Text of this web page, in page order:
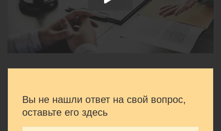
Вы не нашли ответ на свой вопрос,
оставьте его здесь